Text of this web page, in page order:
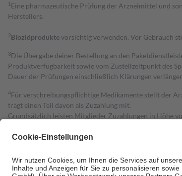
1 Eine pharmazeutische Prüfung der Arzneimittel und
Herstellers.
2Biozidproduktevorsichtig verwenden. Vor Gebrauch
3Die Übergabe deiner Bestellung an den
Produktverfügbarkeit sowie vom Zustellzeitpunkt des
Dauer der Prüfungen einschließlich Klärungen
4Für verschreibungspflichtige Medikamente stellt der
trägt einen Teil davon als Zuzahlung mit.
Grundsätzlich leisten Mitglieder Zuzahlungen in Höhe
Diese Regeln gelten grundsätzlich auch für Online-
Um das Engagement der Versicherten für ihre eigene
• Kindern und Jugendlichen bis zum vollendeten 18.